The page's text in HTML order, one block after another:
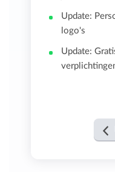
Update:
logo's
Update: